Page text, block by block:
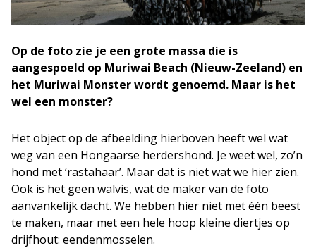
Op de foto zie je een grote massa die is
aangespoeld op Muriwai Beach (Nieuw-Zeeland) en
het Muriwai Monster wordt genoemd. Maar is het
wel een monster?
Het object op de afbeelding hierboven heeft wel wat
weg van een Hongaarse herdershond. Je weet wel, zo’n
hond met ‘rastahaar’. Maar dat is niet wat we hier zien.
Ook is het geen walvis, wat de maker van de foto
aanvankelijk dacht. We hebben hier niet met één beest
te maken, maar met een hele hoop kleine diertjes op
drijfhout: eendenmosselen.